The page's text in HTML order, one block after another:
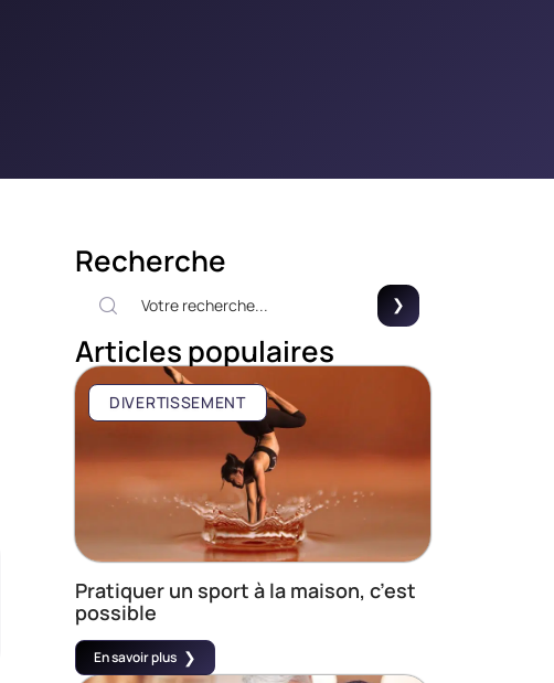
Recherche
Articles populaires
DIVERTISSEMENT
Pratiquer un sport à la maison, c’est
possible
En savoir plus